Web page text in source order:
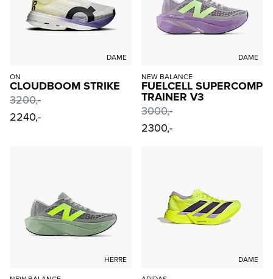
DAME
ON
CLOUDBOOM STRIKE
3200,-
2240,-
DAME
NEW BALANCE
FUELCELL SUPERCOMP
TRAINER V3
3000,-
2300,-
HERRE
DAME